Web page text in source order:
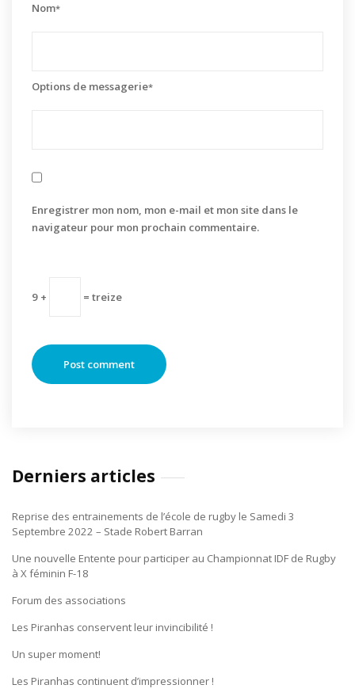
Nom*
Options de messagerie*
Enregistrer mon nom, mon e-mail et mon site dans le
navigateur pour mon prochain commentaire.
9 + = treize
Derniers articles
Reprise des entrainements de l’école de rugby le Samedi 3
Septembre 2022 – Stade Robert Barran
Une nouvelle Entente pour participer au Championnat IDF de Rugby
à X féminin F-18
Forum des associations
Les Piranhas conservent leur invincibilité !
Un super moment!
Les Piranhas continuent d’impressionner !